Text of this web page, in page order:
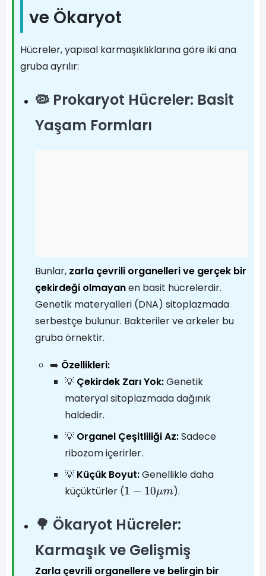
ve Ökaryot
Hücreler, yapısal karmaşıklıklarına göre iki ana
gruba ayrılır:
🦠 Prokaryot Hücreler: Basit
Yaşam Formları
Bunlar, zarla çevrili organelleri ve gerçek bir
çekirdeği olmayanen basit hücrelerdir.
Genetik materyalleri (DNA) sitoplazmada
serbestçe bulunur. Bakteriler ve arkeler bu
gruba örnektir.
➡️ Özellikleri:
💡 Çekirdek Zarı Yok:Genetik
materyal sitoplazmada dağınık
haldedir.
💡 Organel Çeşitliliği Az:Sadece
ribozom içerirler.
💡 Küçük Boyut:Genellikle daha
küçüktürler (1− 10 μm ).
🌳 Ökaryot Hücreler:
Karmaşık ve Gelişmiş
Zarla çevrili organellere ve belirgin bir